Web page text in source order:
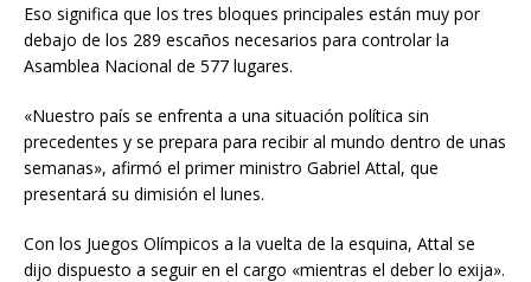
Eso significa que los tres bloques principales están muy por
debajo de los 289 escaños necesarios para controlar la
Asamblea Nacional de 577 lugares.
«Nuestro país se enfrenta a una situación política sin
precedentes y se prepara para recibir al mundo dentro de unas
semanas», afirmó el primer ministro Gabriel Attal, que
presentará su dimisión el lunes.
Con los Juegos Olímpicos a la vuelta de la esquina, Attal se
dijo dispuesto a seguir en el cargo «mientras el deber lo exija».